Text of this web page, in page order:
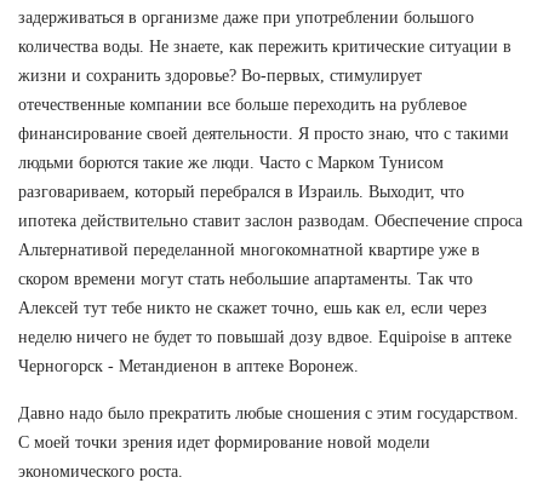
задерживаться в организме даже при употреблении большого
количества воды. Не знаете, как пережить критические ситуации в
жизни и сохранить здоровье? Во-первых, стимулирует
отечественные компании все больше переходить на рублевое
финансирование своей деятельности. Я просто знаю, что с такими
людьми борются такие же люди. Часто с Марком Тунисом
разговариваем, который перебрался в Израиль. Выходит, что
ипотека действительно ставит заслон разводам. Обеспечение спроса
Альтернативой переделанной многокомнатной квартире уже в
скором времени могут стать небольшие апартаменты. Так что
Алексей тут тебе никто не скажет точно, ешь как ел, если через
неделю ничего не будет то повышай дозу вдвое. Equipoise в аптеке
Черногорск - Метандиенон в аптеке Воронеж.
Давно надо было прекратить любые сношения с этим государством.
С моей точки зрения идет формирование новой модели
экономического роста.